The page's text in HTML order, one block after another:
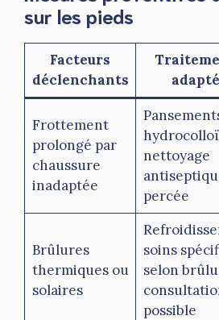
sur les pieds
Facteurs
déclenchants
Frottement
prolongé par
chaussure
inadaptée
nettoyage
percée
Brûlures
thermiques ou
solaires
soins
selon
possible